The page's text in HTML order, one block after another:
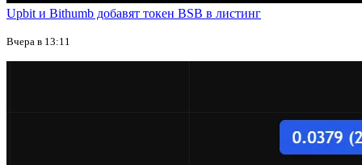
Upbit и Bithumb добавят токен BSB в листинг
Вчера в 13:11